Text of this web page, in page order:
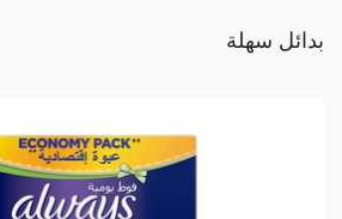
بدائل سهلة